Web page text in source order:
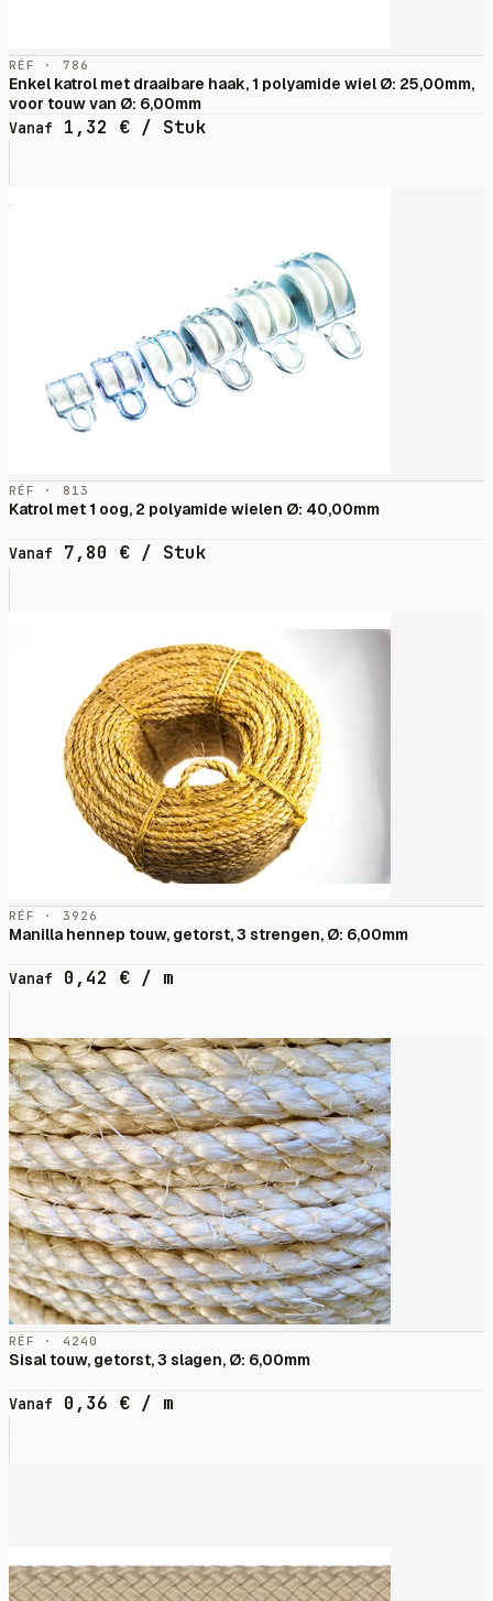
RÉF · 786
Enkel katrol met draaibare haak, 1 polyamide wiel Ø: 25,00mm,
voor touw van Ø: 6,00mm
Vanaf
1,32 € / Stuk
RÉF · 813
Katrol met 1 oog, 2 polyamide wielen Ø: 40,00mm
Vanaf 7,80 € / Stuk
RÉF · 3926
Manilla hennep touw, getorst, 3 strengen, Ø: 6,00mm
Vanaf 0,42 € / m
RÉF · 4240
Sisal touw, getorst, 3 slagen, Ø: 6,00mm
Vanaf 0,36 € / m